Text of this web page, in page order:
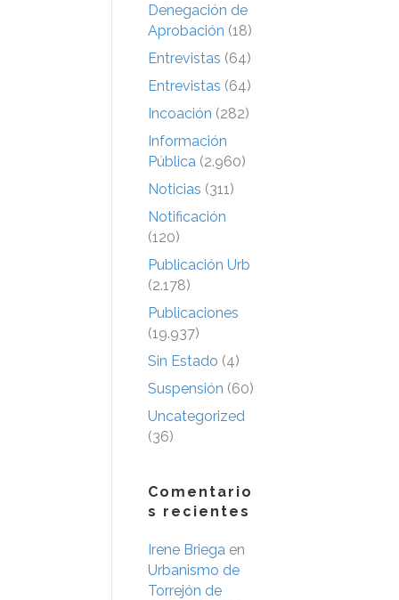
Denegación de
Aprobación (18)
Entrevistas (64)
Entrevistas (64)
Incoación (282)
Información
Pública (2.960)
Noticias (311)
Notificación
(120)
Publicación Urb
(2.178)
Publicaciones
(19.937)
Sin Estado (4)
Suspensión (60)
Uncategorized
(36)
Comentario
s recientes
Irene Briega en
Urbanismo de
Torrejón de